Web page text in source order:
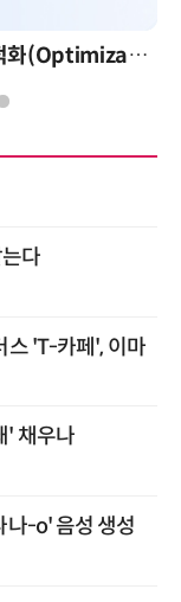
AI 시대의 의사결정을 바꾸는 수리최적화(Optimization): 실제 산업 적용 사례와 활용 전략
다
'T-카페', 이마
' 채우나
나-o' 음성 생성